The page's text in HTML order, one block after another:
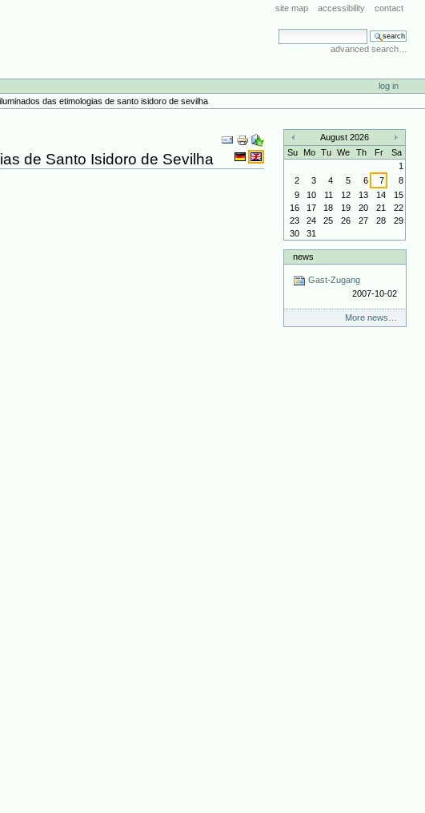
site map accessibility contact
search site
advanced search…
log in
das etimologias de santo isidoro de sevilha
Document
Actions
de Santo Isidoro de Sevilha
«
August 2026
»
Su Mo Tu We Th Fr
Sa
1
2
3 4 5 6 7
8
9
10 11 12 13 14
15
16
17 18 19 20 21
22
23
24 25 26 27 28
29
30
31
news
Gast-Zugang
2007-10-02
More news…